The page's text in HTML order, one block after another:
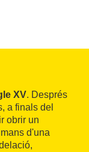
XV. Després
a finals del
obrir un
d'una